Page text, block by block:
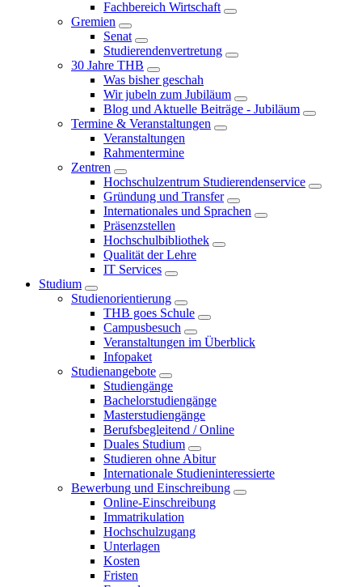
Fachbereich Wirtschaft
Gremien
Senat
Studierendenvertretung
30 Jahre THB
Was bisher geschah
Wir jubeln zum Jubiläum
Blog und Aktuelle Beiträge - Jubiläum
Termine & Veranstaltungen
Veranstaltungen
Rahmentermine
Zentren
Hochschulzentrum Studierendenservice
Gründung und Transfer
Internationales und Sprachen
Präsenzstellen
Hochschulbibliothek
Qualität der Lehre
IT Services
Studium
Studienorientierung
THB goes Schule
Campusbesuch
Veranstaltungen im Überblick
Infopaket
Studienangebote
Studiengänge
Bachelorstudiengänge
Masterstudiengänge
Berufsbegleitend / Online
Duales Studium
Studieren ohne Abitur
Internationale Studieninteressierte
Bewerbung und Einschreibung
Online-Einschreibung
Immatrikulation
Hochschulzugang
Unterlagen
Kosten
Fristen